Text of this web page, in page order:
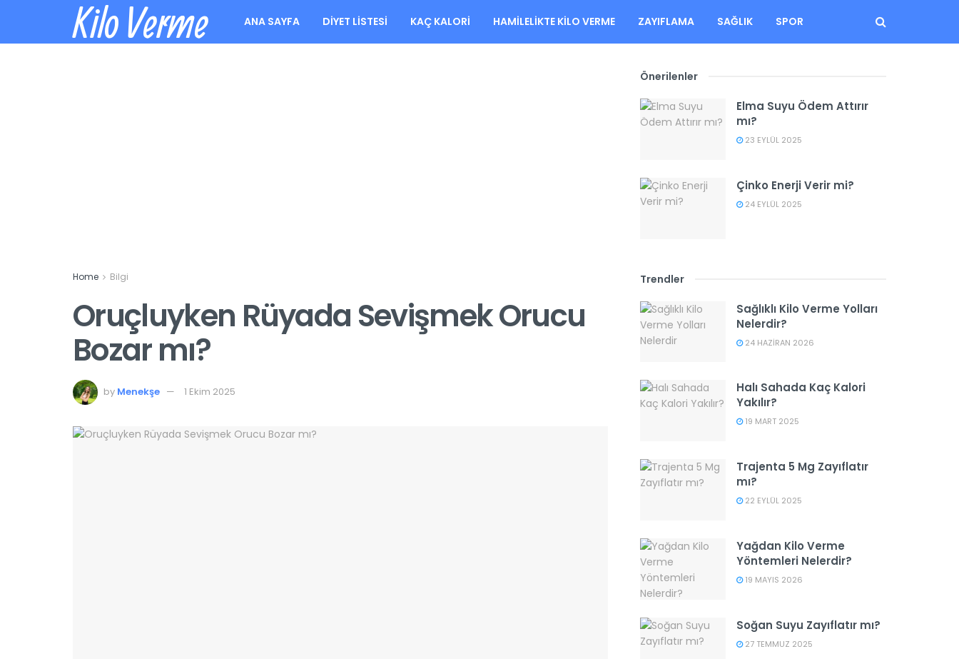
Kilo Verme ANA SAYFA DIYET LISTESI KAÇ KALORI HAMILELIKTE KILO VERME ZAYIFLAMA SAĞLIK SPOR
Home Bilgi
Oruçluyken Rüyada Sevişmek Orucu
Bozar mı?
by Menekşe 1 Ekim 2025
Önerilenler
Elma Suyu Ödem Attırır
mı?
23 EYLÜL 2025
Çinko Enerji Verir mi?
24 EYLÜL 2025
Trendler
Sağlıklı Kilo Verme Yolları
Nelerdir?
24 HAZIRAN 2026
Halı Sahada Kaç Kalori
Yakılır?
19 MART 2025
Trajenta 5 Mg Zayıflatır
mı?
22 EYLÜL 2025
Yağdan Kilo Verme
Yöntemleri Nelerdir?
19 MAYIS 2026
Soğan Suyu Zayıflatır mı?
27 TEMMUZ 2025